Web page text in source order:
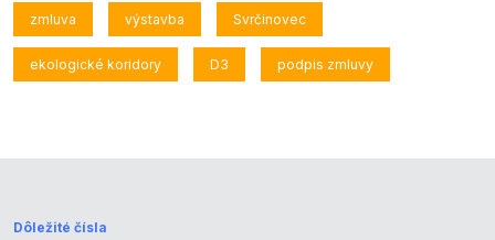
zmluva výstavba Svrčinovec
ekologické koridory D3 podpis zmluvy
Dôležité čísla